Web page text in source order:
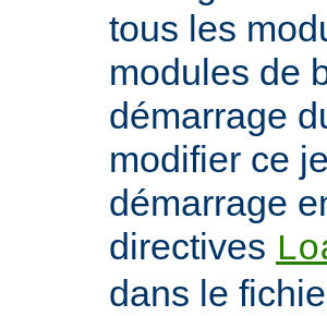
tous les
modules de
démarrage
modifier ce
démarrage
directives
dans le